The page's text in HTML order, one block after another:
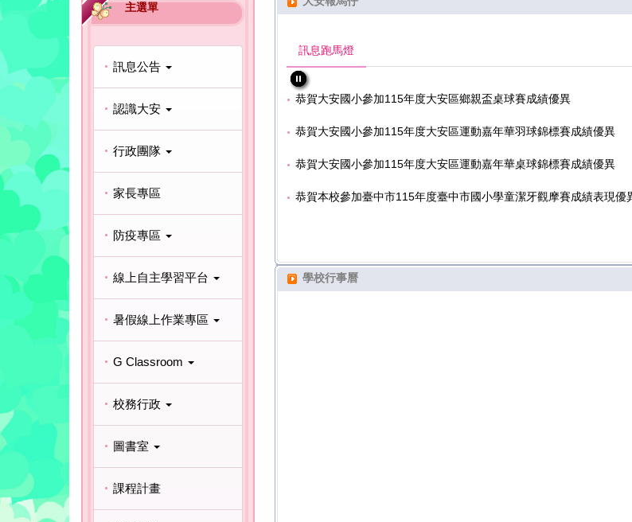
主選單
訊息公告
認識大安
行政團隊
家長專區
防疫專區
線上自主學習平台
暑假線上作業專區
G Classroom
校務行政
圖書室
課程計畫
訊息跑馬燈
桌球錦標賽成績優異
潔牙觀摩賽成績表現優異
賽成績優異
恭賀本校參加臺中市115年度臺中市國小學童潔牙觀摩賽成績表現優異
恭賀大安國小參加115年度大安區鄉親盃桌球賽成績優異
華羽球錦標賽成績優異
華桌球錦標賽成績優異
潔牙觀摩賽成績表現優異
賽成績優異
華桌球錦標賽成績優異
童潔牙觀摩賽成績表現優異
賽成績優異
恭賀大安國小參加115年度大安區運動嘉年華桌球錦標賽成績優異
華桌球錦標賽成績優異
童潔牙觀摩賽成績表現優異
賽成績優異
學校行事曆